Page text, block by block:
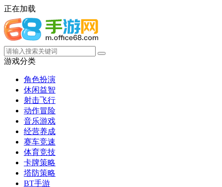
正在加载
游戏分类
角色扮演
休闲益智
射击飞行
动作冒险
音乐游戏
经营养成
赛车竞速
体育竞技
卡牌策略
塔防策略
BT手游